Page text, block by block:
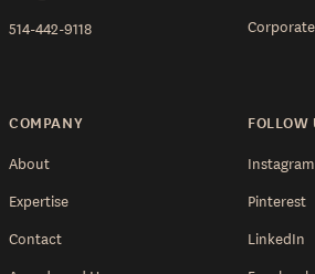
514-442-9118
COMPANY
About
Expertise
Contact
FOLLOW
Instagram
Pinterest
LinkedIn